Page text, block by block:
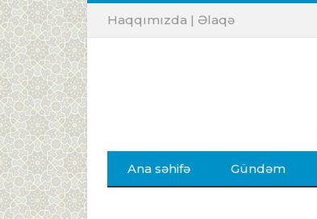
Haqqımızda | Əlaqə
Ana səhifə Gündəm